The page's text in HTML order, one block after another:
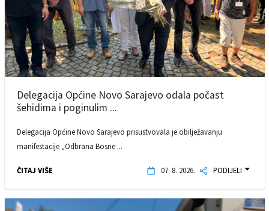
Delegacija Općine Novo Sarajevo odala počast
šehidima i poginulim ...
Delegacija Općine Novo Sarajevo prisustvovala je obilježavanju
manifestacije „Odbrana Bosne ...
ČITAJ VIŠE 07. 8. 2026. PODIJELI